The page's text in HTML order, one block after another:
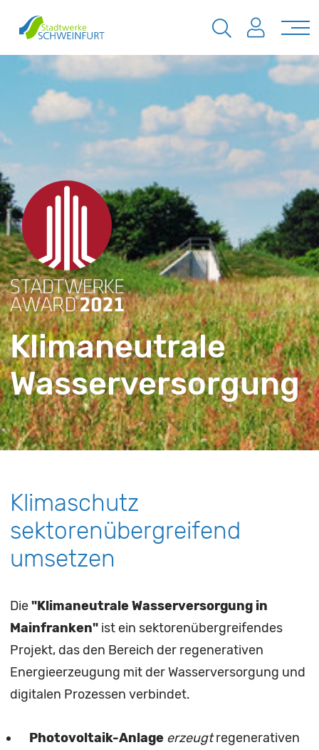
Klimaneutrale
Wasserversorgung
Klimaschutz
sektorenübergreifend
umsetzen
Die"Klimaneutrale Wasserversorgung in
Mainfranken"ist ein sektorenübergreifendes
Projekt, das den Bereich der regenerativen
Energieerzeugung mit der Wasserversorgung und
digitalen Prozessen verbindet.
Photovoltaik-Anlage erzeugtregenerativen